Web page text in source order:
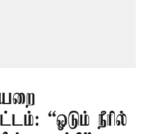
“ஓடும் நீரில்